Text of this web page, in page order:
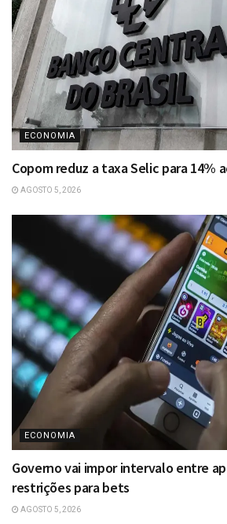
ECONOMIA
Copom reduz a taxa Selic para 14%
AGOSTO 5, 2026
ECONOMIA
Governo vai impor intervalo entre
restrições para bets
AGOSTO 5, 2026